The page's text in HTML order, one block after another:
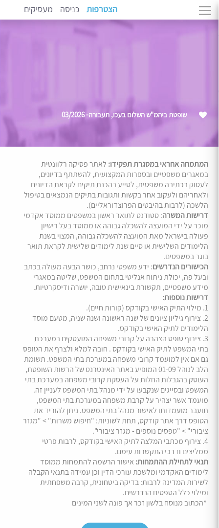
הצטרפות כניסה מעסיקים
שופטת ביהמ"ש השלום בעכו, תעבורה- 03/2026
המתמחה אחראי במסגרת תפקידו: לאתר פסיקה רלוונטית
במאגרים משפטיים ובספרות המקצועית, להשתתף בדיונים,
לעסוק בכתיבה משפטית, לסייע בהכנת תיקים לקראת הדיונים
ולאחריהם ולעקוב אחר בקשות ותגובות בתיקים הנמצאים בטיפול
הלשכה (לרבות בהיבטים הפרוצדוראליים).
דרישות המשרה: סטודנט לתואר ראשון במשפטים ממוסד אקדמי
מוכר על ידי המועצה להשכלה גבוהה או ממוסד בעל רישיון
פעולה בישראל מאת המועצה להשכלה גבוהה, המצוי בשנת
הלימודים השלישית או סיים שנת לימודים שלישית לקראת תואר
בוגר במשפטים.
הכישורים הנדרשים: ידע משפטי נרחב, כושר הבעה מעולה בכתב
ובעל פה, יכולת ניתוח אנליטי בתחום המשפט, שליטה במאגרי
מידע משפטיים, תקשורת בינאישית טובה, יושרה ודיסקרטיות.
דרישות נוספות:
1. מילוי התיק האישי בקודקס (קורות חיים).
2. צירוף גיליון ציונים של שנה ראשונה ושנה שניה, מטעם מוסד
הלימודים לתיק האישי בקודקס.
3. צירוף טופס הצהרה על קרובי משפחה המועסקים במערכת
בתי המשפט לתיק האישי בקודקס . חובה למלא ולצרף את הטופס
גם אם אין למועמד קרובי משפחה במערכת בתי המשפט. תשומת
הלב לנוהל 01-09 המופיע באתר האינטרנט של הרשות השופטת,
העוסק בהגבלות החלות על העסקת קרובי משפחה במערכת בתי
המשפט ובסייגים שנקבעו על ידי מנהל בתי המשפט לעניין זה.
מועמד אשר יצהיר על קרבת משפחה במערכת בתי המשפט,
תועבר מועמדותו לאישור מנהל בתי המשפט. ניתן להוריד את
הטופס דרך אתר קודקס, תחת לשוניות: "חיפוש משרות" > "מגזר
ציבורי" > "טפסים נוספים - מגזר ציבורי".
4. צירוף מכתבי המלצה לתיק האישי בקודקס, לרבות פרטי
ממליצים ודרכי התקשרות עימם.
תנאי לתחילת ההתמחות: אישור הרשמה להתמחות ממוסד
לימודים האקדמי ומלשכת עורכי הדין וכן עמידה בתנאי הקבלה
לשירות המדינה לרבות: בדיקה ביטחונית, קרבה משפחתית
ומילוי כלל הטפסים הנדרשים.
*הכתוב מנוסח בלשון זכר אך פונה לשני המינים